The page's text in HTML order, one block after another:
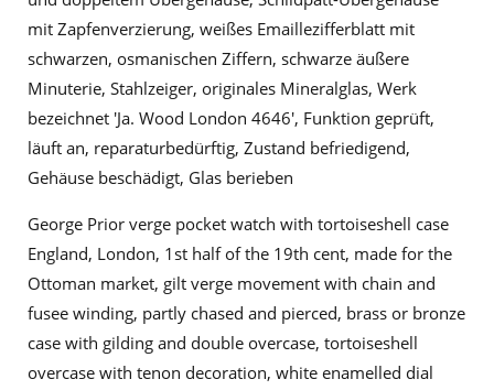
mit Zapfenverzierung, weißes Emaillezifferblatt mit
schwarzen, osmanischen Ziffern, schwarze äußere
Minuterie, Stahlzeiger, originales Mineralglas, Werk
bezeichnet 'Ja. Wood London 4646', Funktion geprüft,
läuft an, reparaturbedürftig, Zustand befriedigend,
Gehäuse beschädigt, Glas berieben
George Prior verge pocket watch with tortoiseshell case
England, London, 1st half of the 19th cent, made for the
Ottoman market, gilt verge movement with chain and
fusee winding, partly chased and pierced, brass or bronze
case with gilding and double overcase, tortoiseshell
overcase with tenon decoration, white enamelled dial